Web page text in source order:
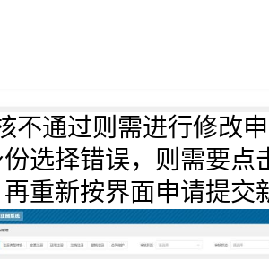
不通过则需进行修改
选择错误，则需要点
重新按界面申请提交